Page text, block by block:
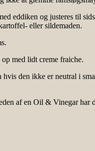
eddiken og justeres til
eller sildemaden.
med lidt creme fraiche.
den ikke er neutral i
af en Oil & Vinegar har